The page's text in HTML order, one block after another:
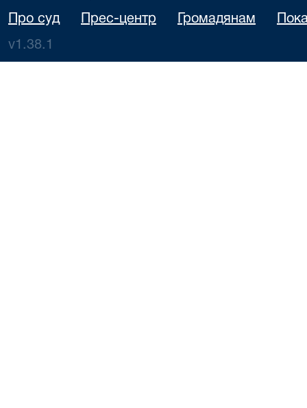
Про суд Прес-центр Громадянам
v1.38.1